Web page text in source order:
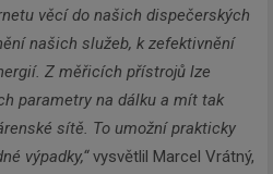
věcí do našich dispečerských
našich služeb, k zefektivnění
Z měřicích přístrojů lze
parametry na dálku a mít tak
sítě. To umožní prakticky
výpadky,“vysvětlil Marcel Vrátný,